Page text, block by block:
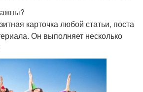
карточка любой статьи, поста
Он выполняет несколько